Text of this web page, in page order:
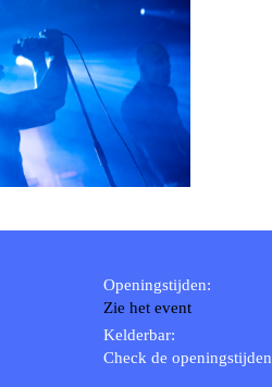
Openingstijden:
Zie het event
Kelderbar:
Check de openingstijden